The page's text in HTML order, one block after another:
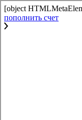
[object
пополнить счет